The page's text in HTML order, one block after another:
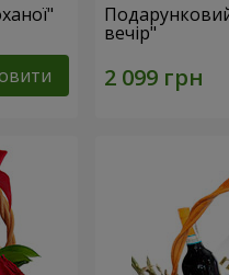
вечір"